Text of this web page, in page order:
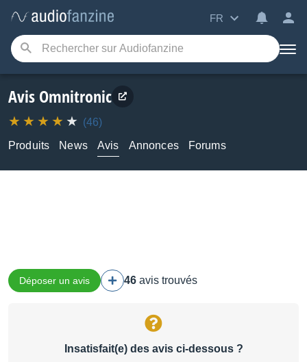
FR
Avis Omnitronic
(46)
Produits
News Avis Annonces Forums
Déposer un avis 46 avis trouvés
Insatisfait(e) des avis ci-dessous ?